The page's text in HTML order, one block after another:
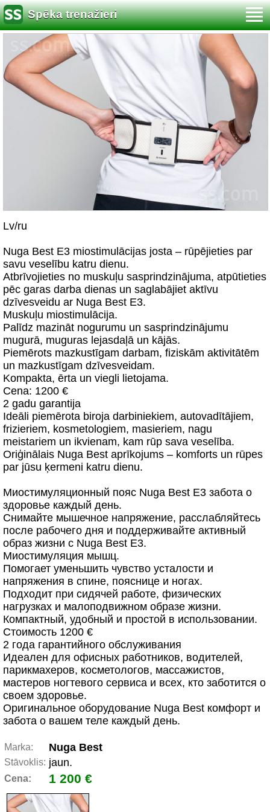
Spēka trenažieri
Lv/ru
Nuga Best E3 miostimulācijas josta – rūpējieties par
savu veselību katru dienu.
Atbrīvojieties no muskuļu sasprindzinājuma, atpūtieties
pēc garas darba dienas un saglabājiet aktīvu
dzīvesveidu ar Nuga Best E3.
Muskuļu miostimulācija.
Palīdz mazināt nogurumu un sasprindzinājumu
mugurā, muguras lejasdaļā un kājās.
Piemērots mazkustīgam darbam, fiziskām aktivitātēm
un mazkustīgam dzīvesveidam.
Kompakta, ērta un viegli lietojama.
Cena: 1200 €
2 gadu garantija
Ideāli piemērota biroja darbiniekiem, autovadītājiem,
frizieriem, kosmetologiem, masieriem, nagu
meistariem un ikvienam, kam rūp sava veselība.
Oriģinālais Nuga Best aprīkojums – komforts un rūpes
par jūsu ķermeni katru dienu.
Миостимуляционный пояс Nuga Best E3 забота о
здоровье каждый день.
Снимайте мышечное напряжение, расслабляйтесь
после рабочего дня и поддерживайте активный
образ жизни с Nuga Best E3.
Миостимуляция мышц.
Помогает уменьшить чувство усталости и
напряжения в спине, пояснице и ногах.
Подходит при сидячей работе, физических
нагрузках и малоподвижном образе жизни.
Компактный, удобный и простой в использовании.
Стоимость 1200 €
2 года гарантийного обслуживания
Идеален для офисных работников, водителей,
парикмахеров, косметологов, массажистов,
мастеров ногтевого сервиса и всех, кто заботится о
своем здоровье.
Оригинальное оборудование Nuga Best комфорт и
забота о вашем теле каждый день.
Marka: Nuga Best
Stāvoklis: jaun.
Cena: 1 200 €